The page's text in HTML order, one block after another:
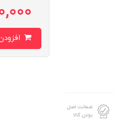
ضمانت اصل
بودن کالا